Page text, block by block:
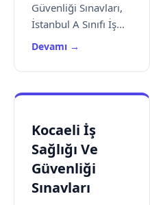
Güvenliği Sınavları,
İstanbul A Sınıfı İş...
Devamı →
Kocaeli İş
Sağlığı Ve
Güvenliği
Sınavları